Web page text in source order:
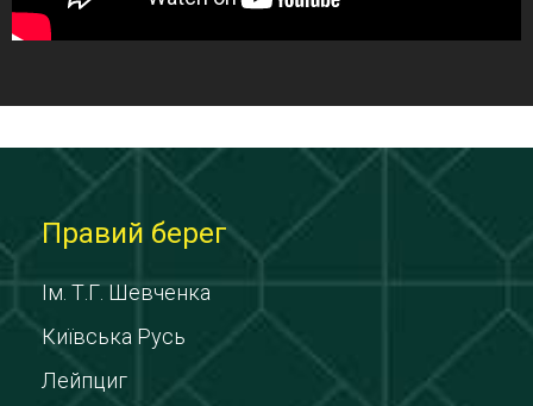
Правий берег
Ім. Т.Г. Шевченка
Київська Русь
Лейпциг